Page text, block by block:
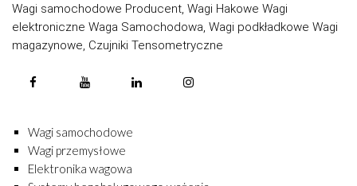
Wagi samochodowe Producent, Wagi Hakowe Wagi
elektroniczne Waga Samochodowa, Wagi podkładkowe Wagi
magazynowe, Czujniki Tensometryczne
Wagi samochodowe
Wagi przemysłowe
Elektronika wagowa